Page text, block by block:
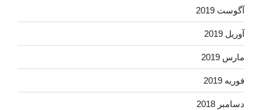
آگوست 2019
آوریل 2019
مارس 2019
فوریه 2019
دسامبر 2018